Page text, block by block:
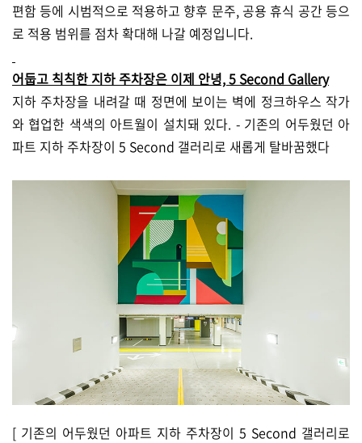
편함 등에 시범적으로 적용하고 향후 문주, 공용 휴식 공간 등으
로 적용 범위를 점차 확대해 나갈 예정입니다.
어둡고 칙칙한 지하 주차장은 이제 안녕, 5 Second Gallery
지하 주차장을 내려갈 때 정면에 보이는 벽에 정크하우스 작가
와 협업한 색색의 아트월이 설치돼 있다. - 기존의 어두웠던 아
파트 지하 주차장이 5 Second 갤러리로 새롭게 탈바꿈했다
[ 기존의 어두웠던 아파트 지하 주차장이 5 Second 갤러리로